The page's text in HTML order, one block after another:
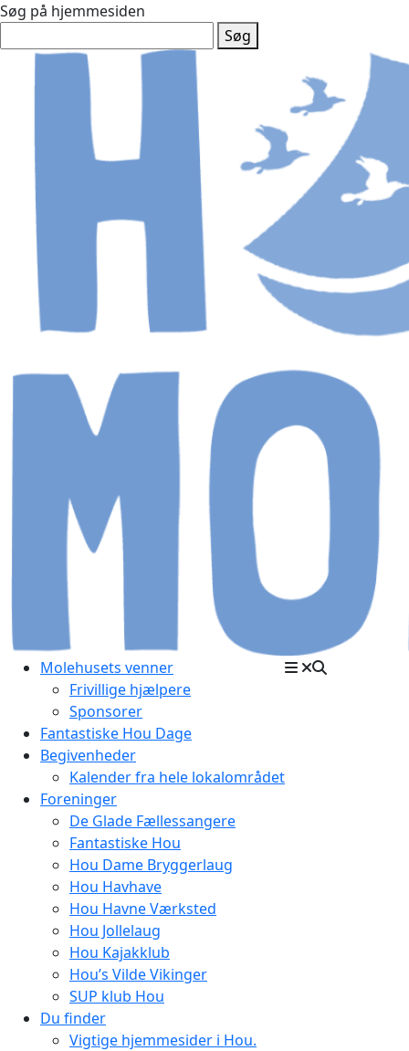
Søg på hjemmesiden
Søg
Molehusets venner
Frivillige hjælpere
Sponsorer
Fantastiske Hou Dage
Begivenheder
Kalender fra hele lokalområdet
Foreninger
De Glade Fællessangere
Fantastiske Hou
Hou Dame Bryggerlaug
Hou Havhave
Hou Havne Værksted
Hou Jollelaug
Hou Kajakklub
Hou’s Vilde Vikinger
SUP klub Hou
Du finder
Vigtige hjemmesider i Hou.